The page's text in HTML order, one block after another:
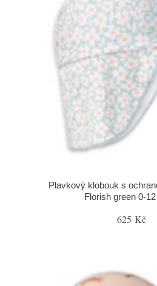
Plavkový klobouk s
Florish green 0-
625 Kč